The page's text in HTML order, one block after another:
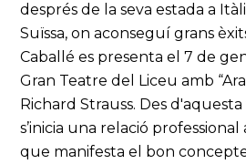
després de la seva estada a
Suïssa, on aconseguí grans
Caballé es presenta el 7 de
Gran Teatre del Liceu amb
Richard Strauss. Des
s’inicia una relació
que manifesta el bon